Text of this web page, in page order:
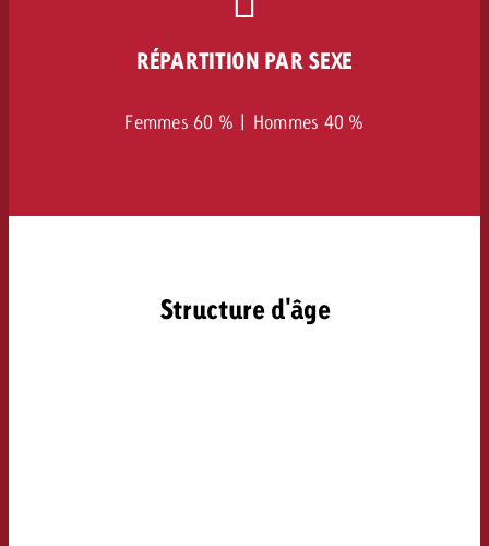
RÉPARTITION PAR SEXE
Femmes 60 % | Hommes 40 %
Structure d'âge